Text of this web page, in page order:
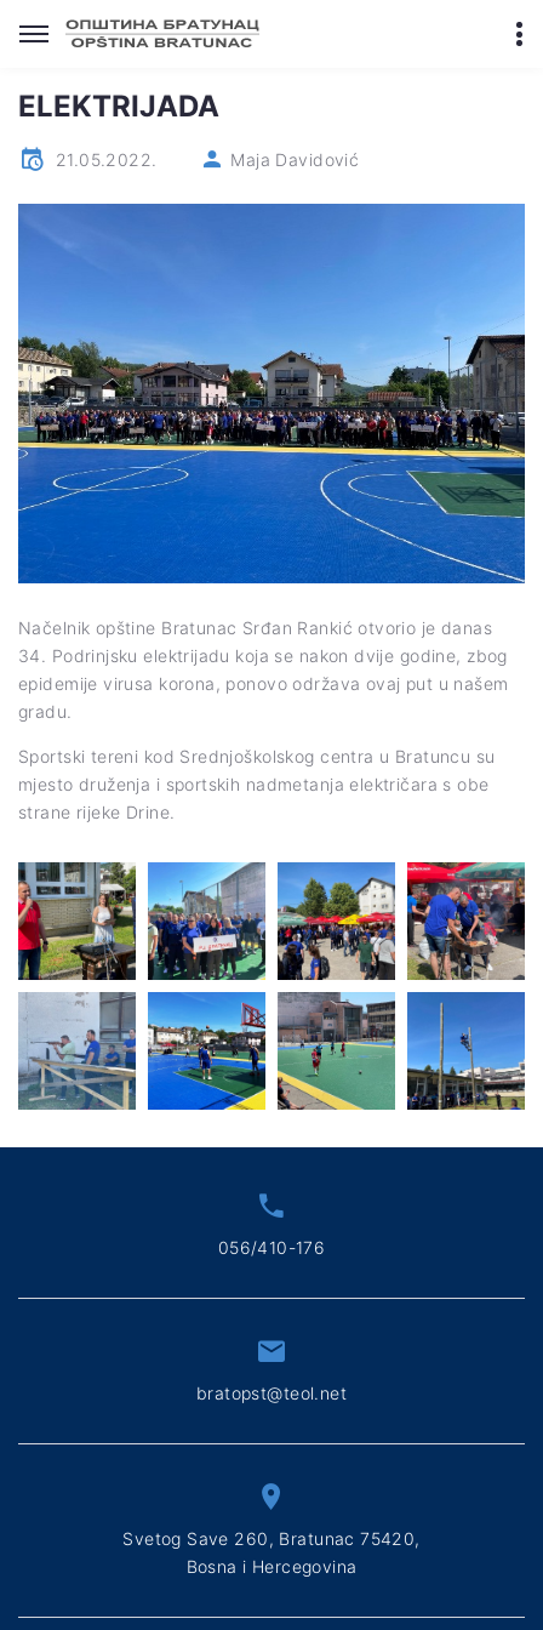
ELEKTRIJADA
21.05.2022. Maja Davidović
Načelnik opštine Bratunac Srđan Rankić otvorio je danas
34. Podrinjsku elektrijadu koja se nakon dvije godine, zbog
epidemije virusa korona, ponovo održava ovaj put u našem
gradu.
Sportski tereni kod Srednjoškolskog centra u Bratuncu su
mjesto druženja i sportskih nadmetanja električara s obe
strane rijeke Drine.
056/410-176
bratopst@teol.net
Svetog Save 260, Bratunac 75420,
Bosna i Hercegovina